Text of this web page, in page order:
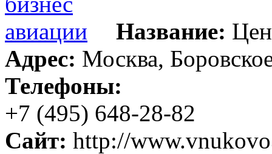
Название:
Адрес: Москва,
Телефоны:
+7 (495) 648-28-82
Сайт: http://